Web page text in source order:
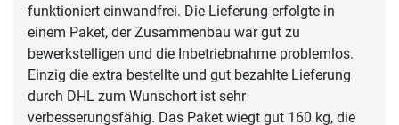
funktioniert einwandfrei. Die Lieferung erfolgte in
einem Paket, der Zusammenbau war gut zu
bewerkstelligen und die Inbetriebnahme problemlos.
Einzig die extra bestellte und gut bezahlte Lieferung
durch DHL zum Wunschort ist sehr
verbesserungsfähig. Das Paket wiegt gut 160 kg, die